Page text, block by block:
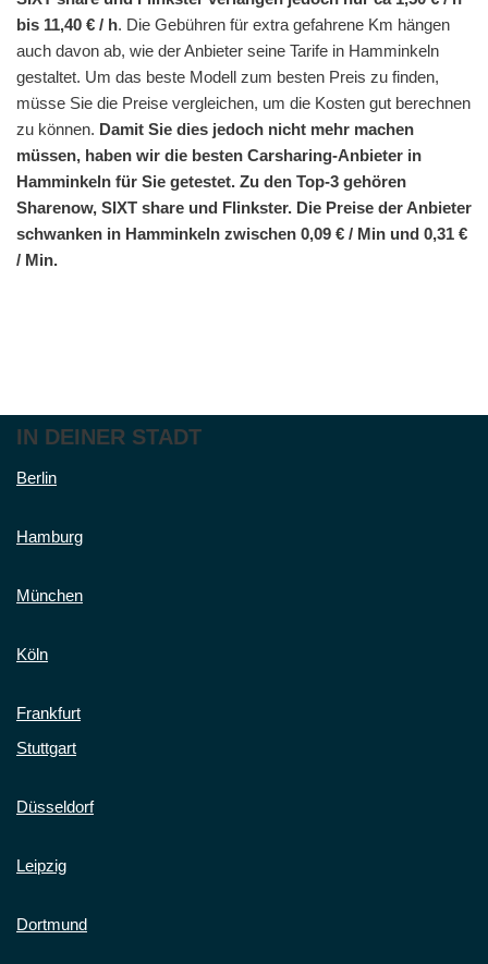
bis 11,40 € / h. Die Gebühren für extra gefahrene Km hängen
auch davon ab, wie der Anbieter seine Tarife in Hamminkeln
gestaltet. Um das beste Modell zum besten Preis zu finden,
müsse Sie die Preise vergleichen, um die Kosten gut berechnen
zu können. Damit Sie dies jedoch nicht mehr machen
müssen, haben wir die besten Carsharing-Anbieter in
Hamminkeln für Sie getestet. Zu den Top-3 gehören
Sharenow, SIXT share und Flinkster. Die Preise der Anbieter
schwanken in Hamminkeln zwischen 0,09 € / Min und 0,31 €
/ Min.
IN DEINER STADT
Berlin
Hamburg
München
Köln
Frankfurt
Stuttgart
Düsseldorf
Leipzig
Dortmund